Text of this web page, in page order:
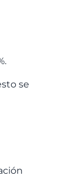
se
ón